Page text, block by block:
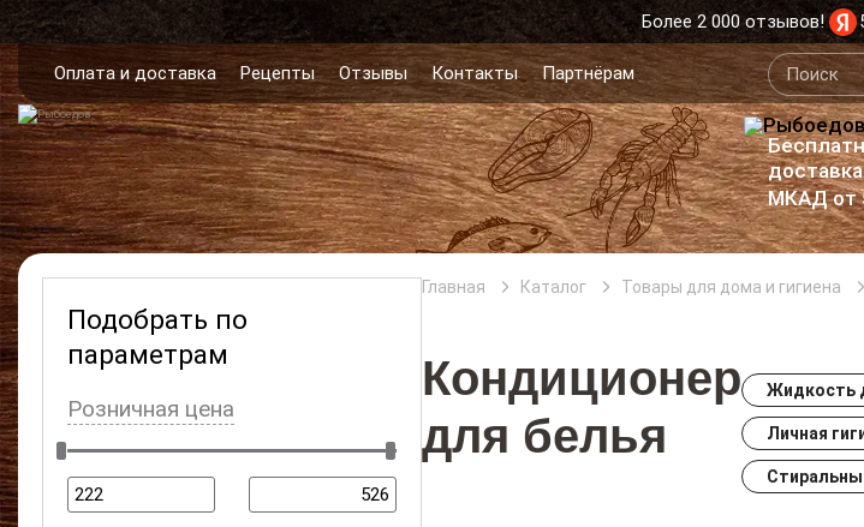
Более 2 000 отзывов!
Оплата и доставка Рецепты Отзывы Контакты Партнёрам
МКАД от
Подобрать по
параметрам
Розничная цена
Главная Каталог Товары для дома и гигиена
Кондиционер
для белья
Жидкость
Личная